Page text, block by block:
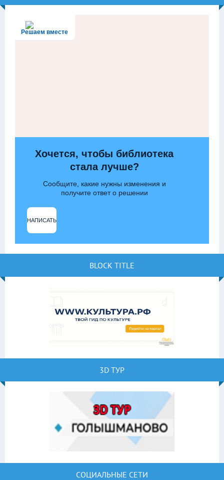
Решаем вместе
Хочется, чтобы библиотека
стала лучше?
Сообщите, какие нужны изменения и
получите ответ о решении
НАПИСАТЬ
BLOCK TITLE
3D ТУР
СОЦИАЛЬНЫЕ СЕТИ